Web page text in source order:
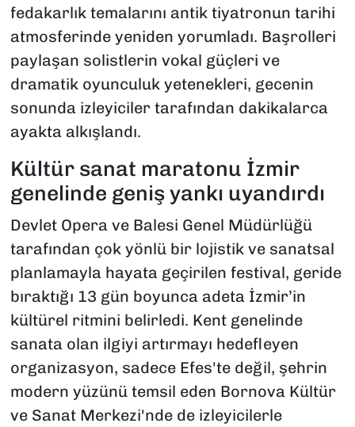
fedakarlık temalarını antik tiyatronun tarihi
atmosferinde yeniden yorumladı. Başrolleri
paylaşan solistlerin vokal güçleri ve
dramatik oyunculuk yetenekleri, gecenin
sonunda izleyiciler tarafından dakikalarca
ayakta alkışlandı.
Kültür sanat maratonu İzmir
genelinde geniş yankı uyandırdı
Devlet Opera ve Balesi Genel Müdürlüğü
tarafından çok yönlü bir lojistik ve sanatsal
planlamayla hayata geçirilen festival, geride
bıraktığı 13 gün boyunca adeta İzmir’in
kültürel ritmini belirledi. Kent genelinde
sanata olan ilgiyi artırmayı hedefleyen
organizasyon, sadece Efes'te değil, şehrin
modern yüzünü temsil eden Bornova Kültür
ve Sanat Merkezi'nde de izleyicilerle